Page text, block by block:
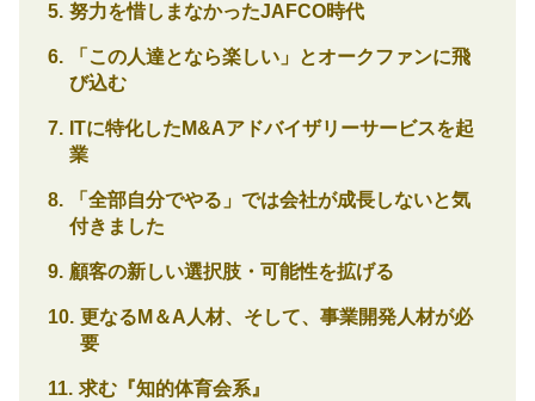
努力を惜しまなかったJAFCO時代
「この人達となら楽しい」とオークファンに飛
び込む
ITに特化したM&Aアドバイザリーサービスを起
業
「全部自分でやる」では会社が成長しないと気
付きました
顧客の新しい選択肢・可能性を拡げる
更なるM＆A人材、そして、事業開発人材が必
要
求む『知的体育会系』